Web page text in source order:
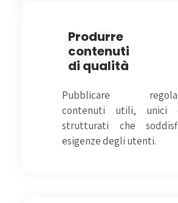
03
Produrre
contenuti
di qualità
Pubblicare
contenuti utili, unici
strutturati che
esigenze degli utenti.